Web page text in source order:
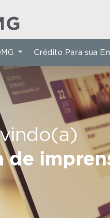
de
Crédito Para sua